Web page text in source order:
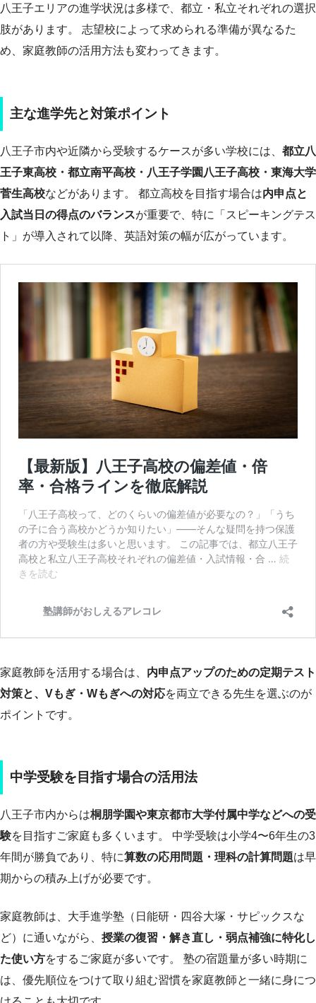
八王子エリアの進学状況は多様で、都立・私立それぞれの選択
肢があります。 志望校によって求められる準備が異なるた
め、家庭教師の活用方法も変わってきます。
主な進学先と対策ポイント
八王子市内や近隣から受験するケースが多い学校には、 都立八
王子東高校・都立南平高校・八王子学園八王子高校・東海大学
菅生高校などがあります。 都立高校を目指す場合は内申点と
入試当日の得点のバランスが重要で、特に「スピーキングテス
ト」が導入されて以降、英語対策の幅が広がっています。
家庭教師を活用する場合は、 内申点アップのための定期テスト
対策と、Vもぎ・Wもぎへの対応を両立できる先生を選ぶのが
ポイントです。
中学受験を目指す場合の活用法
八王子市内からは桐朋学園や東京都市大学付属中学などへの受
験を目指すご家庭も多くいます。 中学受験は小学4〜6年生の3
年間が勝負であり、特に算数の応用問題・理科の計算問題は早
期からの積み上げが必要です。
家庭教師は、大手進学塾（日能研・四谷大塚・サピックスな
ど）に通いながら、 授業の復習・解き直し・弱点補強に特化し
た使い方をするご家庭が多いです。 塾の宿題量が多い時期に
は、優先順位をつけて取り組む習慣を家庭教師と一緒に身につ